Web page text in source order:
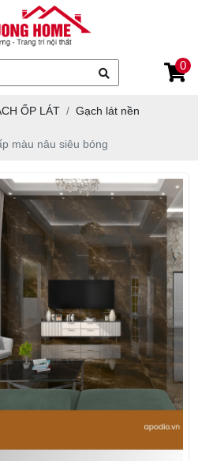
0
ỐP LÁT
Gạch lát nền
màu nâu siêu bóng